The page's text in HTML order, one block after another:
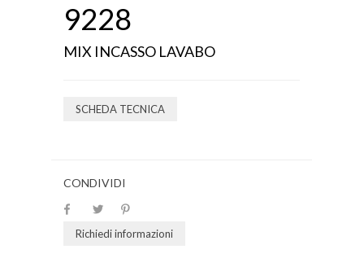
9228
MIX INCASSO LAVABO
SCHEDA TECNICA
CONDIVIDI
Richiedi informazioni